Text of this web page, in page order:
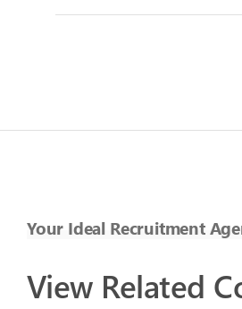
Your Ideal Recruitment
View Related